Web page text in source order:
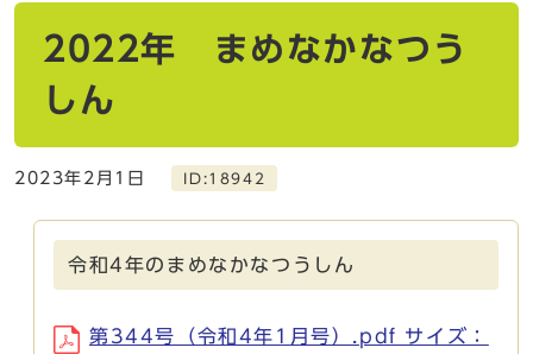
2022年 まめなかなつう
しん
2023年2月1日 ID:18942
令和4年のまめなかなつうしん
第344号（令和4年1月号）.pdf サイズ：